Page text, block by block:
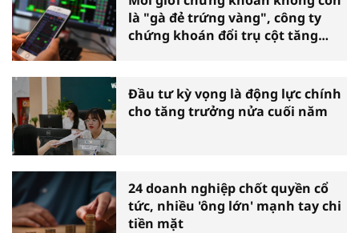
là "gà đẻ trứng vàng", công ty
chứng khoán đổi trụ cột tăng
Đầu tư kỳ vọng là động lực chính
cho tăng trưởng nửa cuối năm
24 doanh nghiệp chốt quyền cổ
tức, nhiều 'ông lớn' mạnh tay chi
tiền mặt